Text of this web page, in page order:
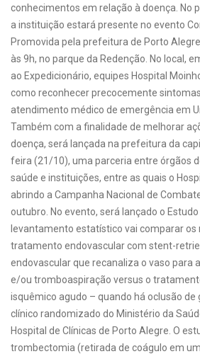
conhecimentos em relação à doença. No
a instituição estará presente no evento
Promovida pela prefeitura de Porto
às 9h, no parque da Redenção. No local,
ao Expedicionário, equipes Hospital
como reconhecer precocemente
atendimento médico de emergência em
Também com a finalidade de melhorar
doença, será lançada na prefeitura da
feira (21/10), uma parceria entre órgãos
saúde e instituições, entre as quais o
abrindo a Campanha Nacional de
outubro. No evento, será lançado o Estudo
levantamento estatístico vai comparar os
tratamento endovascular com stent-
endovascular que recanaliza o vaso para
e/ou tromboaspiração versus o
isquêmico agudo – quando há oclusão de
clínico randomizado do Ministério da
Hospital de Clínicas de Porto Alegre. O
trombectomia (retirada de coágulo em